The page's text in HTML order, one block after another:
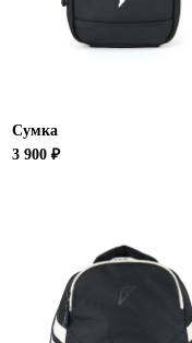
Сумка
3 900 ₽